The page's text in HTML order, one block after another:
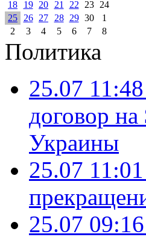
18
19 20 21 22 23
24
25
26 27 28 29 30
1
2
3 4 5 6 7 8
Политика
25.07 11:48
договор
Украины
25.07 11:01
25.07 09:16